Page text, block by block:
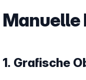
Manuelle
1. Grafische